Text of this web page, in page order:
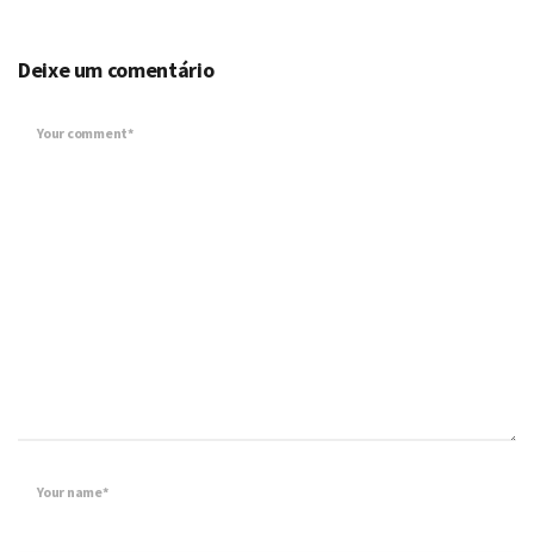
Deixe um comentário
Your comment*
Your name*